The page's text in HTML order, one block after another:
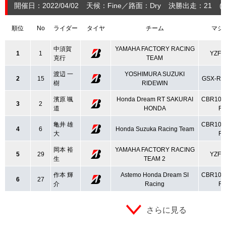
開催日：2022/04/02 天候：Fine 路面：Dry 決勝出走：21
順位 No ライダー タイヤ チーム マシ
1 1
中須賀
克行
YAMAHA FACTORY RACING
TEAM
YZF-
2 15
渡辺 一
樹
YOSHIMURA SUZUKI
RIDEWIN
GSX-
3 2
濱原 颯
道
Honda Dream RT SAKURAI
HONDA
R
4 6
亀井 雄
大
Honda Suzuka Racing Team
R
5 29
岡本 裕
生
YAMAHA FACTORY RACING
TEAM 2
YZF-
6 27
作本 輝
介
Astemo Honda Dream SI
Racing
R
さらに見る